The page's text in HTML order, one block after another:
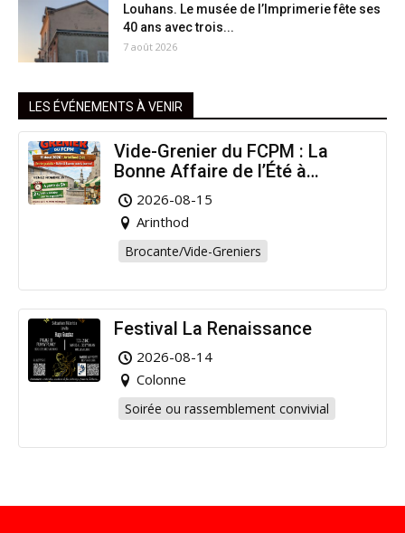
Louhans. Le musée de l’Imprimerie fête ses
40 ans avec trois...
7 août 2026
LES ÉVÉNEMENTS À VENIR
Vide-Grenier du FCPM : La
Bonne Affaire de l’Été à
Arinthod !
2026-08-15
Arinthod
Brocante/Vide-Greniers
Festival La Renaissance
2026-08-14
Colonne
Soirée ou rassemblement convivial